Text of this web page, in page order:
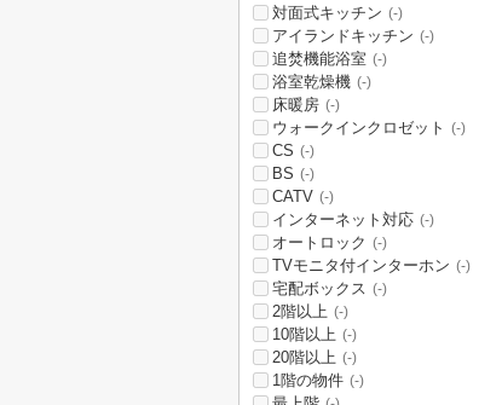
対面式キッチン (-)
アイランドキッチン (-)
追焚機能浴室 (-)
浴室乾燥機 (-)
床暖房 (-)
ウォークインクロゼット (-)
CS (-)
BS (-)
CATV (-)
インターネット対応 (-)
オートロック (-)
TVモニタ付インターホン (-)
宅配ボックス (-)
2階以上 (-)
10階以上 (-)
20階以上 (-)
1階の物件 (-)